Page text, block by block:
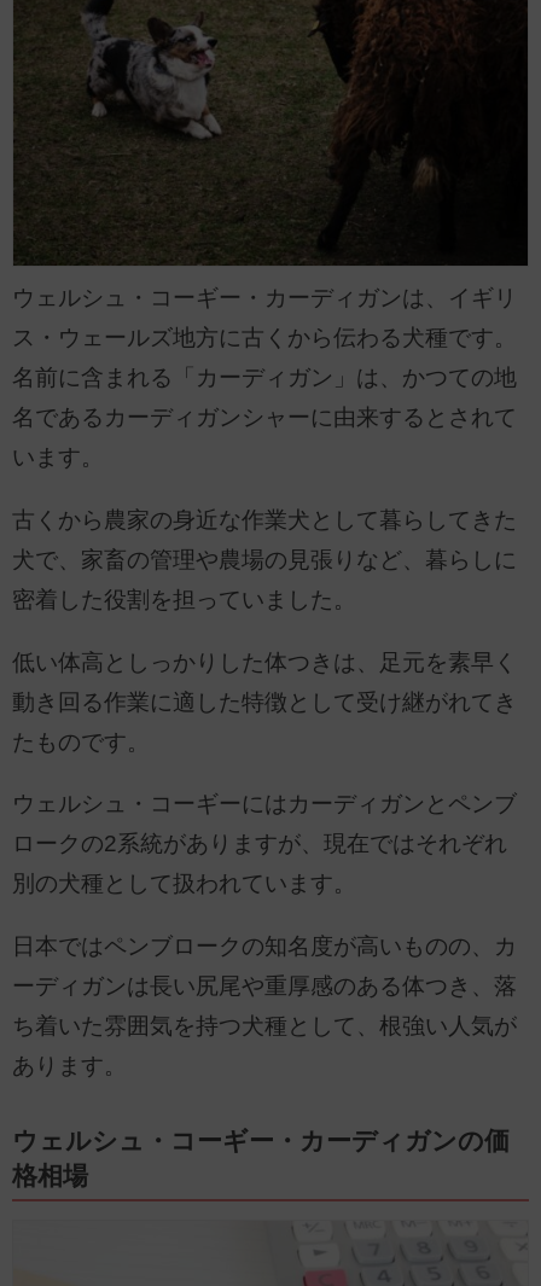
ウェルシュ・コーギー・カーディガンは、イギリ
ス・ウェールズ地方に古くから伝わる犬種です。
名前に含まれる「カーディガン」は、かつての地
名であるカーディガンシャーに由来するとされて
います。
古くから農家の身近な作業犬として暮らしてきた
犬で、家畜の管理や農場の見張りなど、暮らしに
密着した役割を担っていました。
低い体高としっかりした体つきは、足元を素早く
動き回る作業に適した特徴として受け継がれてき
たものです。
ウェルシュ・コーギーにはカーディガンとペンブ
ロークの2系統がありますが、現在ではそれぞれ
別の犬種として扱われています。
日本ではペンブロークの知名度が高いものの、カ
ーディガンは長い尻尾や重厚感のある体つき、落
ち着いた雰囲気を持つ犬種として、根強い人気が
あります。
ウェルシュ・コーギー・カーディガンの価
格相場